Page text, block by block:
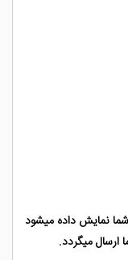
نمایش داده میشود
ارسال میگردد.